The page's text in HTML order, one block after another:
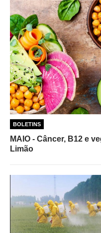
BOLETINS
MAIO - Câncer, B12 e
Limão